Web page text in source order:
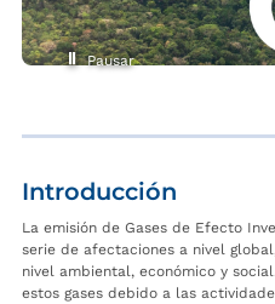
Pausar
Introducción
La emisión de Gases de Efecto
serie de afectaciones a nivel
nivel ambiental, económico y
estos gases debido a las